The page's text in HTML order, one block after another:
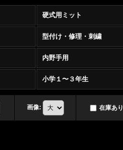
硬式用ミット
型付け・修理・刺繍
内野手用
小学１〜３年生
画像: 在庫あり